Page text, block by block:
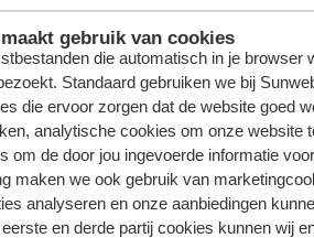
gebruik van cookies
die automatisch in je browser
Standaard gebruiken we bij
die ervoor zorgen dat de website goed
analytische cookies om onze website
om de door jou ingevoerde informatie
maken we ook gebruik van
analyseren en onze aanbiedingen
en derde partij cookies kunnen wij